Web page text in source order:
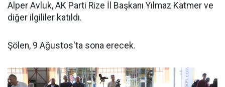
Alper Avluk, AK Parti Rize İl Başkanı Yılmaz Katmer ve
diğer ilgililer katıldı.
Şölen, 9 Ağustos'ta sona erecek.